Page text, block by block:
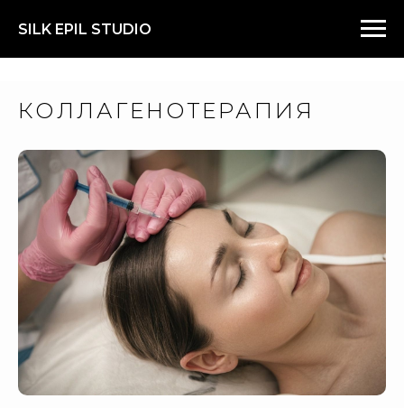
SILK EPIL STUDIO
КОЛЛАГЕНОТЕРАПИЯ